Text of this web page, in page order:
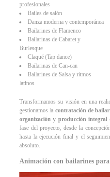
profesionales
Bailes de salón
Danza moderna y contemporánea
Bailarines de Flamenco
Bailarinas de Cabaret y
Burlesque
Claqué (Tap dance)
Bailarinas de Can-can
Bailarines de Salsa y ritmos
latinos
Transformamos su visión en una
gestionamos la contratación de
organización y producción integral
fase del proyecto, desde la
hasta la ejecución final y el
absoluto.
Animación con bailarines para